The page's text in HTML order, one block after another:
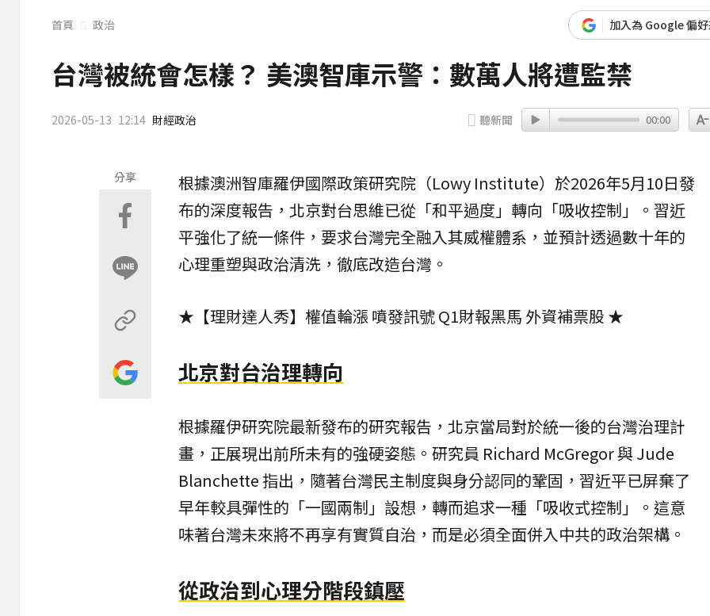
首頁 政治 加入為 Google 偏
台灣被統會怎樣？ 美澳智庫示警：數萬人將遭監禁
2026-05-13 12:14 財經政治 聽新聞 00:00
分享 根據澳洲智庫羅伊國際政策研究院（Lowy Institute）於2026年5月10日發
布的深度報告，北京對台思維已從「和平過度」轉向「吸收控制」。習近
平強化了統一條件，要求台灣完全融入其威權體系，並預計透過數十年的
心理重塑與政治清洗，徹底改造台灣。
★【理財達人秀】權值輪漲 噴發訊號 Q1財報黑馬 外資補票股 ★
北京對台治理轉向
根據羅伊研究院最新發布的研究報告，北京當局對於統一後的台灣治理計
畫，正展現出前所未有的強硬姿態。研究員 Richard McGregor 與 Jude
Blanchette 指出，隨著台灣民主制度與身分認同的鞏固，習近平已屏棄了
早年較具彈性的「一國兩制」設想，轉而追求一種「吸收式控制」。這意
味著台灣未來將不再享有實質自治，而是必須全面併入中共的政治架構。
從政治到心理分階段鎮壓